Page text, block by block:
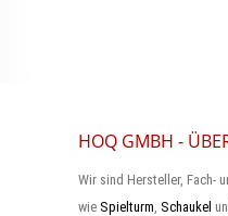
HOQ GMBH -
Wir sind Hersteller, Fach-
wie Spielturm Schaukel